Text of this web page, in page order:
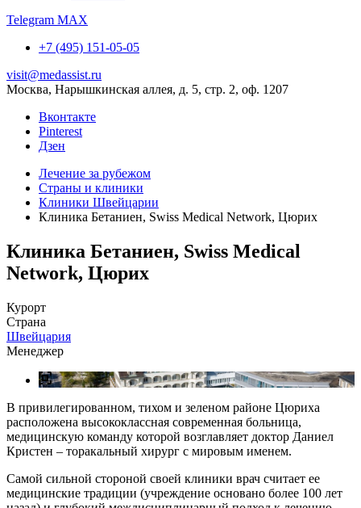
Telegram MAX
+7 (495) 151-05-05
visit@medassist.ru
Москва, Нарышкинская аллея, д. 5, стр. 2, оф. 1207
Вконтакте
Pinterest
Дзен
Лечение за рубежом
Страны и клиники
Клиники Швейцарии
Клиника Бетаниен, Swiss Medical Network, Цюрих
Клиника Бетаниен, Swiss Medical
Network, Цюрих
Курорт
Страна
Швейцария
Менеджер
В привилегированном, тихом и зеленом районе Цюриха
расположена высококлассная современная больница,
медицинскую команду которой возглавляет доктор Даниел
Кристен – торакальный хирург с мировым именем.
Самой сильной стороной своей клиники врач считает ее
медицинские традиции (учреждение основано более 100 лет